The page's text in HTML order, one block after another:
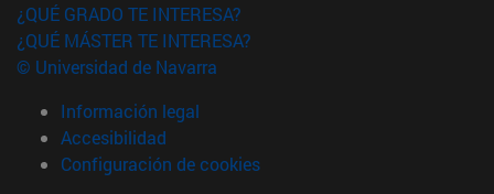
¿QUÉ GRADO TE INTERESA?
¿QUÉ MÁSTER TE INTERESA?
© Universidad de Navarra
Información legal
Accesibilidad
Configuración de cookies